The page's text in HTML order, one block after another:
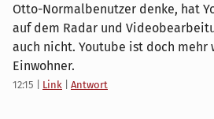
Otto-Normalbenutzer denke, hat
auf dem Radar und
auch nicht. Youtube ist doch mehr
Einwohner.
12:15 Link Antwort